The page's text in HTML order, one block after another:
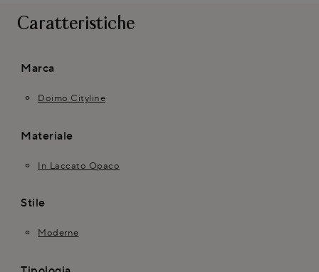
Caratteristiche
Marca
Doimo Cityline
Materiale
In Laccato Opaco
Stile
Moderne